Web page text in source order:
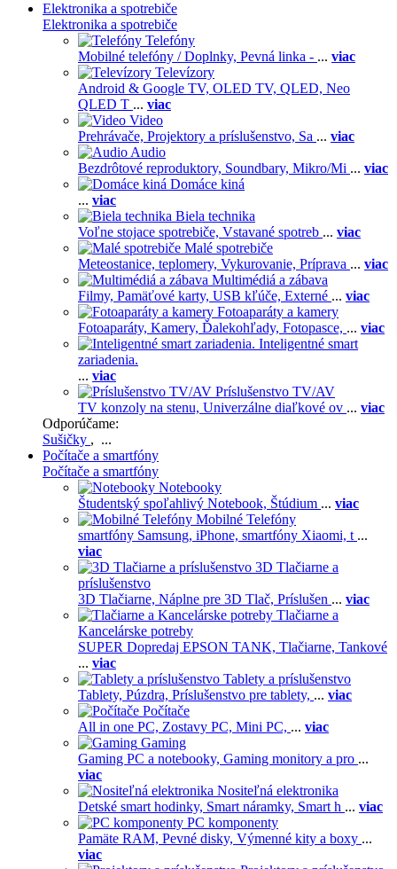
Elektronika a spotrebiče
Elektronika a spotrebiče
Telefóny
Mobilné telefóny / Doplnky, Pevná linka - ... viac
Televízory
Android & Google TV, OLED TV, QLED, Neo
QLED T ... viac
Video
Prehrávače, Projektory a príslušenstvo, Sa ... viac
Audio
Bezdrôtové reproduktory, Soundbary, Mikro/Mi ... viac
Domáce kiná
... viac
Biela technika
Voľne stojace spotrebiče, Vstavané spotreb ... viac
Malé spotrebiče
Meteostanice, teplomery, Vykurovanie, Príprava ... viac
Multimédiá a zábava
Filmy, Pamäťové karty, USB kľúče, Externé ... viac
Fotoaparáty a kamery
Fotoaparáty, Kamery, Ďalekohľady, Fotopasce, ... viac
Inteligentné smart
zariadenia.
... viac
Príslušenstvo TV/AV
TV konzoly na stenu, Univerzálne diaľkové ov ... viac
Odporúčame:
Sušičky , ...
Počítače a smartfóny
Počítače a smartfóny
Notebooky
Študentský spoľahlivý Notebook, Štúdium ... viac
Mobilné Telefóny
smartfóny Samsung, iPhone, smartfóny Xiaomi, t ...
viac
3D Tlačiarne a
príslušenstvo
3D Tlačiarne, Náplne pre 3D Tlač, Príslušen ... viac
Tlačiarne a
Kancelárske potreby
SUPER Dopredaj EPSON TANK, Tlačiarne, Tankové
... viac
Tablety a príslušenstvo
Tablety, Púzdra, Príslušenstvo pre tablety, ... viac
Počítače
All in one PC, Zostavy PC, Mini PC, ... viac
Gaming
Gaming PC a notebooky, Gaming monitory a pro ...
viac
Nositeľná elektronika
Detské smart hodinky, Smart náramky, Smart h ... viac
PC komponenty
Pamäte RAM, Pevné disky, Výmenné kity a boxy ...
viac